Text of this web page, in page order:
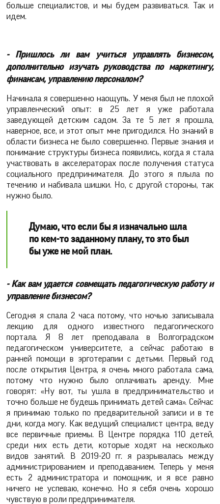
больше специалистов, и мы будем развиваться. Так и
идем.
- Пришлось ли вам учиться управлять бизнесом,
дополнительно изучать руководства по маркетингу,
финансам, управлению персоналом?
Начинала я совершенно наощупь. У меня был не плохой
управленческий опыт: в 25 лет я уже работала
заведующей детским садом. За те 5 лет я прошла,
наверное, все, и этот опыт мне пригодился. Но знаний в
области бизнеса не было совершенно. Первые знания и
понимание структуры бизнеса появились, когда я стала
участвовать в акселераторах после получения статуса
социального предпринимателя. До этого я плыла по
течению и набивала шишки. Но, с другой стороны, так
нужно было.
Думаю, что если бы я изначально шла
по кем-то заданному плану, то это был
бы уже не мой план.
- Как вам удается совмещать педагогическую работу и
управление бизнесом?
Сегодня я спала 2 часа потому, что ночью записывала
лекцию для одного известного педагогического
портала. Я 8 лет преподавала в Волгоградском
педагогическом университете, а сейчас работаю в
ранней помощи в эрготерапии с детьми. Первый год
после открытия Центра, я очень много работала сама,
потому что нужно было оплачивать аренду. Мне
говорят: «Ну вот, ты ушла в предпринимательство и
точно больше не будешь принимать детей сама». Сейчас
я принимаю только по предварительной записи и в те
дни, когда могу. Как ведущий специалист центра, веду
все первичные приемы. В Центре порядка 110 детей,
среди них есть дети, которые ходят на несколько
видов занятий. В 2019-20 гг. я разрывалась между
администрированием и преподаванием. Теперь у меня
есть 2 администратора и помощник, и я все равно
ничего не успеваю, конечно. Но я себя очень хорошо
чувствую в роли предпринимателя.